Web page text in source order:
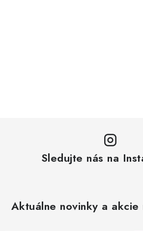
Sledujte nás na
Aktuálne novinky a akcie